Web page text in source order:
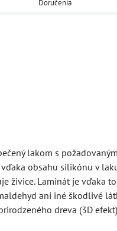
Doručenia
lakom s
obsahu silikónu v
živice. Laminát je vďaka
ani iné škodlivé
dreva (3D